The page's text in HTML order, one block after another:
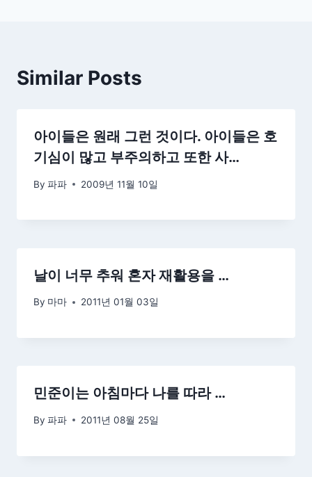
Similar Posts
아이들은 원래 그런 것이다. 아이들은 호
기심이 많고 부주의하고 또한 사…
By 파파 2009년 11월 10일
날이 너무 추워 혼자 재활용을 …
By 마마 2011년 01월 03일
민준이는 아침마다 나를 따라 …
By 파파 2011년 08월 25일